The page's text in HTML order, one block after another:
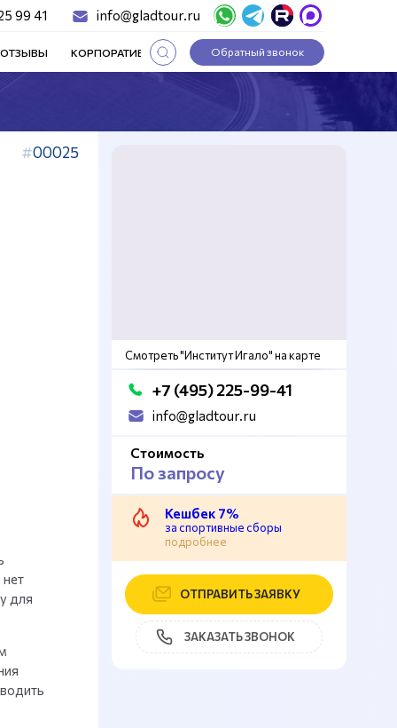
99 41 info@gladtour.ru
ОТЗЫВЫ КОРПОРАТИВНЫЕ ТУРЫ СТАТЬИ
Обратный звонок
00025
для
Смотреть "Институт Игало" на карте
+7 (495) 225-99-41
info@gladtour.ru
Стоимость
По запросу
Кешбек 7%
за спортивные сборы
подробнее
ОТПРАВИТЬ ЗАЯВКУ
ЗАКАЗАТЬ ЗВОНОК